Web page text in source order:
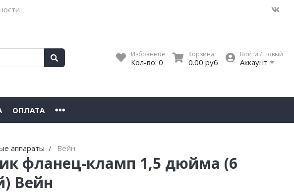
Избранное
Кол-во: 0
Корзина
0.00 руб
Войти / Новый
Аккаунт
ОПЛАТА
аппараты Вейн
фланец-кламп 1,5 дюйма (6
Вейн